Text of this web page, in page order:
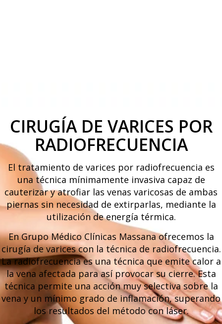
CIRUGÍA DE VARICES POR
RADIOFRECUENCIA
El tratamiento de varices por radiofrecuencia es
una técnica mínimamente invasiva capaz de
cauterizar y atrofiar las venas varicosas de ambas
piernas sin necesidad de extirparlas, mediante la
utilización de energía térmica.
En Grupo Médico Clínicas Massana ofrecemos la
cirugía de varices con la técnica de radiofrecuencia.
La radiofrecuencia es una técnica que emite calor a
la vena afectada para así provocar su cierre. Esta
técnica permite una acción muy selectiva sobre la
vena y un mínimo grado de inflamación, superando
los resultados del método con láser.